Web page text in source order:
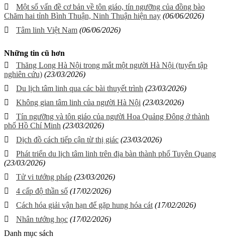
Một số vấn đề cơ bản về tôn giáo, tín ngưỡng của đồng bào
Chăm hai tỉnh Bình Thuận, Ninh Thuận hiện nay (06/06/2026)
Tâm linh Việt Nam (06/06/2026)
Những tin cũ hơn
Thăng Long Hà Nội trong mắt một người Hà Nội (tuyển tập
nghiên cứu) (23/03/2026)
Du lịch tâm linh qua các bài thuyết trình (23/03/2026)
Không gian tâm linh của người Hà Nội (23/03/2026)
Tín ngưỡng và tôn giáo của người Hoa Quảng Đông ở thành
phố Hồ Chí Minh (23/03/2026)
Dịch đồ cách tiếp cận từ thị giác (23/03/2026)
Phát triển du lịch tâm linh trên địa bàn thành phố Tuyên Quang
(23/03/2026)
Tử vi tướng pháp (23/03/2026)
4 cấp độ thần số (17/02/2026)
Cách hóa giải vận hạn để gặp hung hóa cát (17/02/2026)
Nhân tướng học (17/02/2026)
Danh mục sách